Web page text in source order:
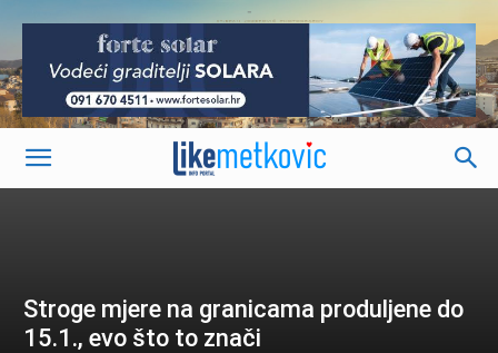
-
Stroge mjere na granicama produljene do
15.1., evo što to znači